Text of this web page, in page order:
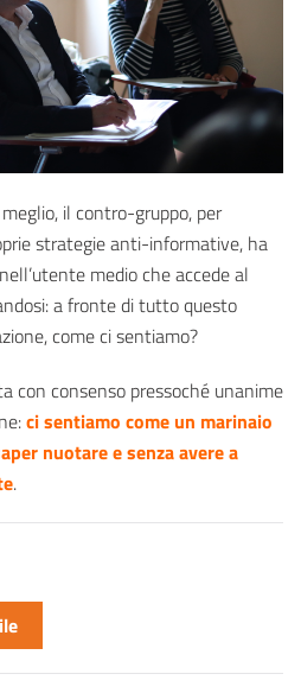
il contro-gruppo, per
strategie anti-informative, ha
medio che accede al
a fronte di tutto questo
come ci sentiamo?
con consenso pressoché unanime
ci sentiamo come un marinaio
nuotare e senza avere a
.